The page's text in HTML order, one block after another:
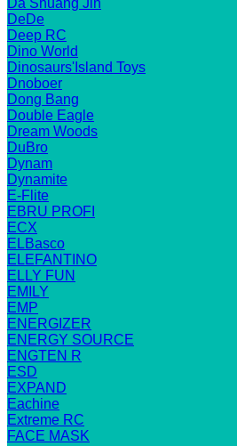
Da Shuang Jin
DeDe
Deep RC
Dino World
Dinosaurs'Island Toys
Dnoboer
Dong Bang
Double Eagle
Dream Woods
DuBro
Dynam
Dynamite
E-Flite
EBRU PROFI
ECX
ELBasco
ELEFANTINO
ELLY FUN
EMILY
EMP
ENERGIZER
ENERGY SOURCE
ENGTEN R
ESD
EXPAND
Eachine
Extreme RC
FACE MASK